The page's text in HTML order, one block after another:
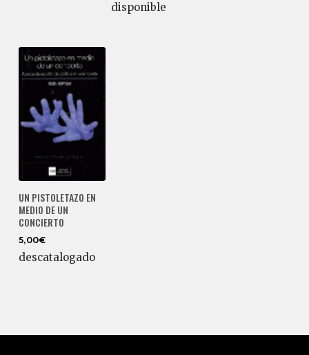
disponible
UN PISTOLETAZO EN
MEDIO DE UN
CONCIERTO
5,00€
descatalogado